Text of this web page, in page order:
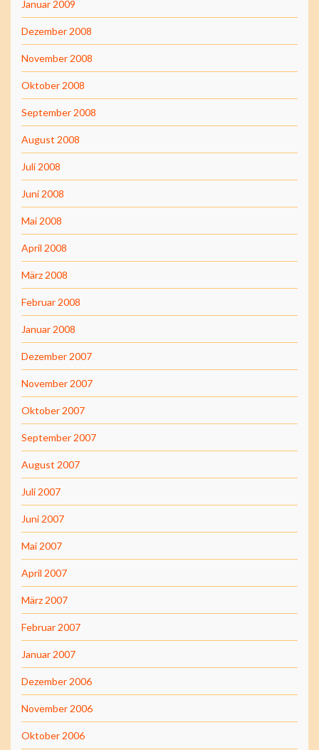
Januar 2009
Dezember 2008
November 2008
Oktober 2008
September 2008
August 2008
Juli 2008
Juni 2008
Mai 2008
April 2008
März 2008
Februar 2008
Januar 2008
Dezember 2007
November 2007
Oktober 2007
September 2007
August 2007
Juli 2007
Juni 2007
Mai 2007
April 2007
März 2007
Februar 2007
Januar 2007
Dezember 2006
November 2006
Oktober 2006